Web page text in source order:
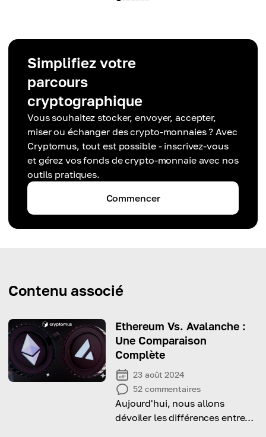
Simplifiez votre
parcours
cryptographique
Vous souhaitez stocker, envoyer, accepter,
miser ou échanger des crypto-monnaies ? Avec
Cryptomus, tout est possible - inscrivez-vous
et gérez vos fonds de crypto-monnaie avec nos
outils pratiques.
Commencer
Contenu associé
Ethereum Vs. Avalanche :
Une Comparaison
Complète
23 août 2024
52 commentaires
Aujourd'hui, nous allons
dévoiler les différences entre